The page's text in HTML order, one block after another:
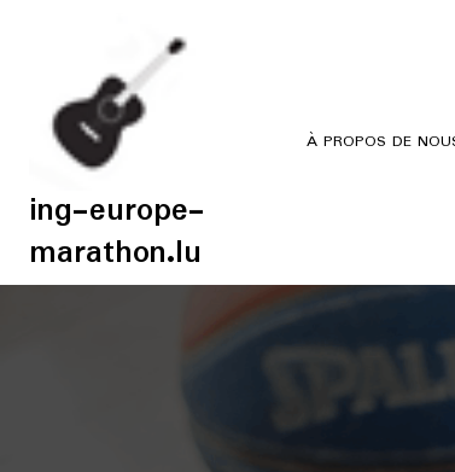
ing-europe-
marathon.lu
À PROPOS DE